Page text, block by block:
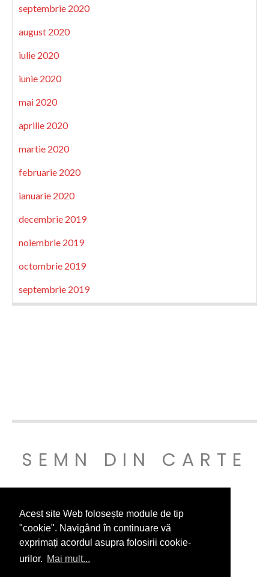
Acest site Web folosește module de tip
"cookie". Navigând în continuare vă
exprimați acordul asupra folosirii cookie-
urilor. Mai mult...
septembrie 2020
august 2020
iulie 2020
iunie 2020
mai 2020
aprilie 2020
martie 2020
februarie 2020
ianuarie 2020
decembrie 2019
noiembrie 2019
octombrie 2019
septembrie 2019
SEMN DIN CARTE